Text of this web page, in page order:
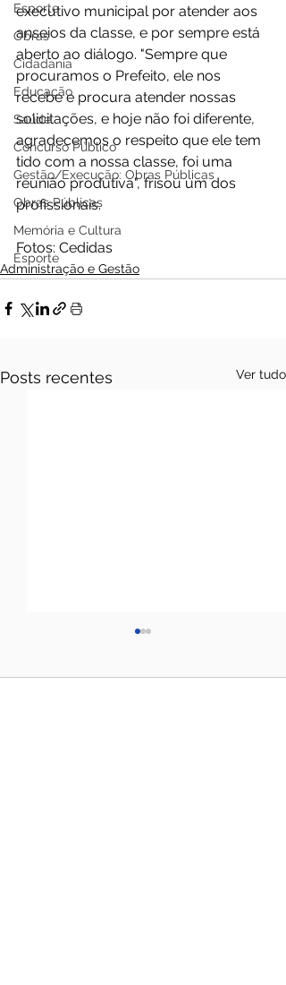
Esporte
Obras
Cidadania
Educação
Saúde
Concurso Público
Gestão/Execução: Obras Públicas
Obras Públicas
Memória e Cultura
Esporte
executivo municipal por atender aos
anseios da classe, e por sempre está
aberto ao diálogo. "Sempre que
procuramos o Prefeito, ele nos
recebe e procura atender nossas
solicitações, e hoje não foi diferente,
agradecemos o respeito que ele tem
tido com a nossa classe, foi uma
reunião produtiva", frisou um dos
profissionais.
Fotos: Cedidas
Administração e Gestão
Posts recentes Ver tudo